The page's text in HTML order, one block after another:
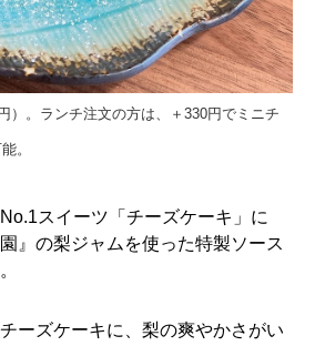
）。ランチ注文の方は、＋330円でミニチ
。
スイーツ「チーズケーキ」に
』の梨ジャムを使った特製ソース
ーズケーキに、梨の爽やかさがい